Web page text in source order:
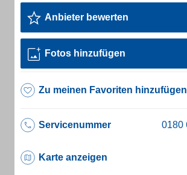
Anbieter bewerten
Fotos hinzufügen
Zu meinen Favoriten hinzufügen
Servicenummer
Karte anzeigen